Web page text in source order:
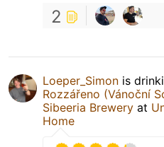
2
Loeper_Simon is
Rozzářeno (Vánoční
Sibeeria Brewery at
Home